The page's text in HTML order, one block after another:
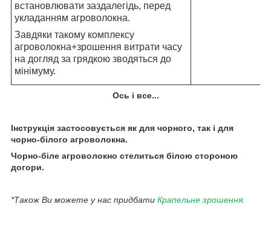
встановлювати заздалегідь, перед
укладанням агроволокна.
Завдяки такому комплексу
агроволокна+зрошення витрати часу
на догляд за грядкою зводяться до
мінімуму.
Ось і все...
Інструкція застосовується як для чорного, так і для
чорно-білого агроволокна.
Чорно-біле агроволокно стелиться білою стороною
догори.
*Також Ви можете у нас придбати Крапельне зрошення.